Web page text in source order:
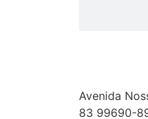
Avenida
83 99690-